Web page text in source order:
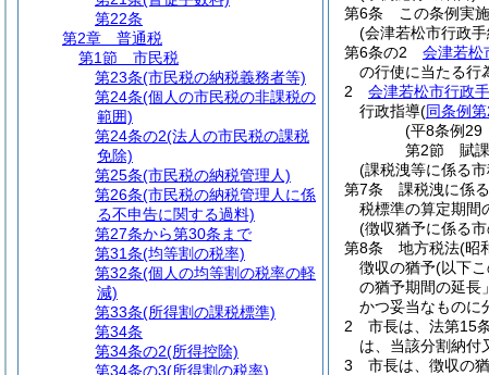
第6条
この条例実
(会津若松市行政
第6条の2
会津若松
の行使に当たる行
2
会津若松市行政
行政指導(同条例
(平8条例29
第2節
賦
(課税洩等に係る
第7条
課税洩に係
税標準の算定期間
(徴収猶予に係る
第8条
地方税法(昭
徴収の猶予(以下
の猶予期間の延長
かつ妥当なものに
2
市長は、法第15
は、当該分割納付
3
市長は、徴収の
第22条
第2章
普通税
第1節
市民税
第23条(市民税の納税義務者等)
第24条(個人の市民税の非課税の
範囲)
第24条の2(法人の市民税の課税
免除)
第25条(市民税の納税管理人)
第26条(市民税の納税管理人に係
る不申告に関する過料)
第27条から第30条まで
第31条(均等割の税率)
第32条(個人の均等割の税率の軽
減)
第33条(所得割の課税標準)
第34条
第34条の2(所得控除)
第34条の3(所得割の税率)